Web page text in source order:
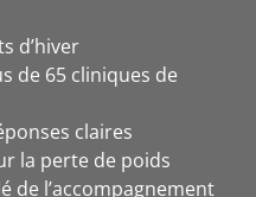
d’hiver
de 65 cliniques de
claires
la perte de poids
de l’accompagnement